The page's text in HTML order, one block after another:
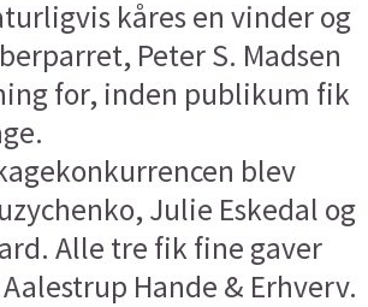
kåres en vinder og
Peter S. Madsen
for, inden publikum fik
blev
Julie Eskedal og
Alle tre fik fine gaver
Hande & Erhverv.